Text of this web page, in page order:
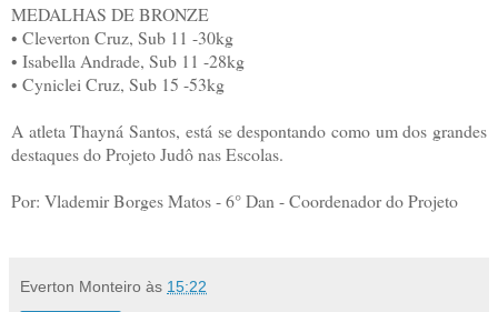
MEDALHAS DE BRONZE
• Cleverton Cruz, Sub 11 -30kg
• Isabella Andrade, Sub 11 -28kg
• Cyniclei Cruz, Sub 15 -53kg
A atleta Thayná Santos, está se despontando como um dos grandes
destaques do Projeto Judô nas Escolas.
Por: Vlademir Borges Matos - 6° Dan - Coordenador do Projeto
Everton Monteiro às 15:22